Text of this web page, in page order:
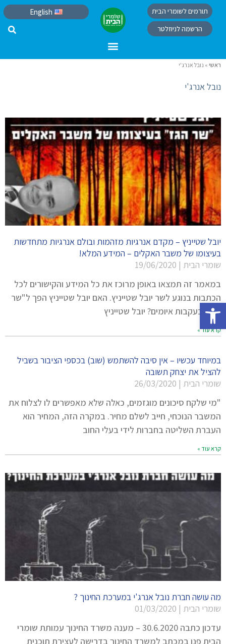
פתח סרגל נגישות
תורמים לשומרי הבית
הרשמה לניוזלטר
English
ראשי » נובל אנרג'י
נובל אנרג'י
יובל שטייניץ – מקדם אנרגיות מזהמות ובולם אנרגיות מתחדשות
בעיצומו של משבר האקלים – המידע המלא!
שומרי הבית
במאמר זה תמצאו באופן מרוכז את כל המידע והקישורים לכל
הכתבות בנוגע לשר יובל שטייניץ. האם יובל שטייניץ הפך ל"שר
הגז" בעקבות איומים? יובל שטייניץ
קרא עוד »
במיוחד עכשיו – אין סיבה להשתמש (שוב) בכספי הציבור בשביל
להציל את יצחק תשובה
שומרי הבית
"מי שלקח סיכונים מוגזמים, כאלה שלא מאפשרים לו לצלוח את
המשבר הנוכחי, חייב לשלם מחיר. במקרה הזה, המחיר הוא
העברת השליטה בחברות לידי בעלי החוב
קרא עוד »
מה עושה חברת נובל אנרג'י במערכת החינוך ?
שומרי הבית
עדכון כתבה 30.6.2020 – מענה משרד החינוך עמותת שומרי
הבית פנו במכתב למשרד החינוך בדרישה לעצירת תוכנית